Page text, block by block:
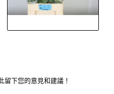
留下您的意見和建議！